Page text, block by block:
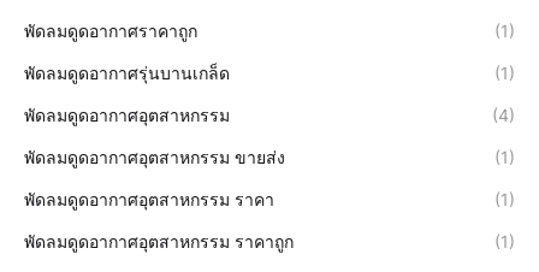
พัดลมดูดอากาศราคาถูก (1)
พัดลมดูดอากาศรุ่นบานเกล็ด (1)
พัดลมดูดอากาศอุตสาหกรรม (4)
พัดลมดูดอากาศอุตสาหกรรม ขายส่ง (1)
พัดลมดูดอากาศอุตสาหกรรม ราคา (1)
พัดลมดูดอากาศอุตสาหกรรม ราคาถูก (1)